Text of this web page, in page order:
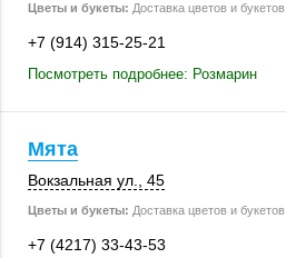
Цветы и букеты: Доставка цветов и букетов
+7 (914) 315-25-21
Посмотреть подробнее: Розмарин
Мята
Вокзальная ул., 45
Цветы и букеты: Доставка цветов и букетов
+7 (4217) 33-43-53